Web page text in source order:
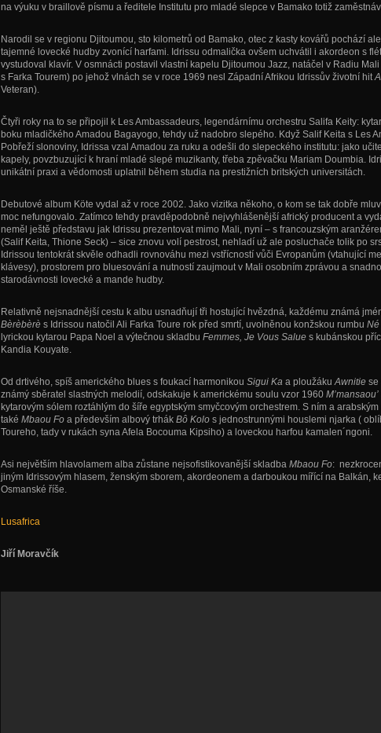
na výuku v braillově písmu a ředitele Institutu pro mladé slepce v Bamako totiž
Narodil se v regionu Djitoumou, sto kilometrů od Bamako, otec z kasty kovářů pochází
tajemné lovecké hudby zvonící harfami. Idrissu odmalička ovšem uchvátil i akordeon s
vystudoval klavír. V osmnácti postavil vlastní kapelu Djitoumou Jazz, natáčel v Radiu Mali
s Farka Tourem) po jehož vlnách se v roce 1969 nesl Západní Afrikou Idrissův životní hit
Veteran).
Čtyři roky na to se připojil k Les Ambassadeurs, legendárnímu orchestru Salifa Keity:
boku mladičkého Amadou Bagayogo, tehdy už nadobro slepého. Když Salif Keita s Les
Pobřeží slonoviny, Idrissa vzal Amadou za ruku a odešli do slepeckého institutu: jako
kapely, povzbuzující k hraní mladé slepé muzikanty, třeba zpěvačku Mariam Doumbia.
unikátní praxi a vědomosti uplatnil během studia na prestižních britských universitách.
Debutové album Köte vydal až v roce 2002. Jako vizitka někoho, o kom se tak dobře
moc nefungovalo. Zatímco tehdy pravděpodobně nejvyhlášenější africký producent a
neměl ještě představu jak Idrissu prezentovat mimo Mali, nyní – s francouzským
(Salif Keita, Thione Seck) – sice znovu volí pestrost, nehladí už ale posluchače tolik po
Idrissou tentokrát skvěle odhadli rovnováhu mezi vstřícností vůči Evropanům (vtahující
klávesy), prostorem pro bluesování a nutností zaujmout v Mali osobním zprávou a
starodávnosti lovecké a mande hudby.
Relativně nejsnadnější cestu k albu usnadňují tři hostující hvězdná, každému známá
Bèrèbèrè s Idrissou natočil Ali Farka Toure rok před smrtí, uvolněnou konžskou rumbu Né
lyrickou kytarou Papa Noel a výtečnou skladbu Femmes, Je Vous Salues kubánskou
Kandia Kouyate.
Od drtivého, spíš amerického blues s foukací harmonikou Sigui Ka a ploužákuAwnitiese
známý sběratel slastných melodií, odskakuje k americkému soulu vzor 1960 M’mansaou’
kytarovým sólem roztáhlým do šíře egyptským smyčcovým orchestrem. S ním a
také Mbaou Foa především albový trhák Bô Kolos jednostrunnými houslemi njarka (
Toureho, tady v rukách syna Afela Bocouma Kipsiho) a loveckou harfou kamalen´ngoni.
Asi největším hlavolamem alba zůstane nejsofistikovanější skladba Mbaou Fo:
jiným Idrissovým hlasem, ženským sborem, akordeonem a darboukou mířící na Balkán,
Osmanské říše.
Lusafrica
Jiří Moravčík